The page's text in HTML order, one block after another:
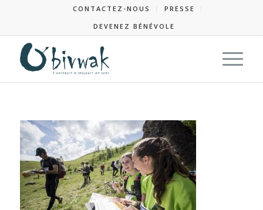
CONTACTEZ-NOUS
PRESSE
DEVENEZ BÉNÉVOLE